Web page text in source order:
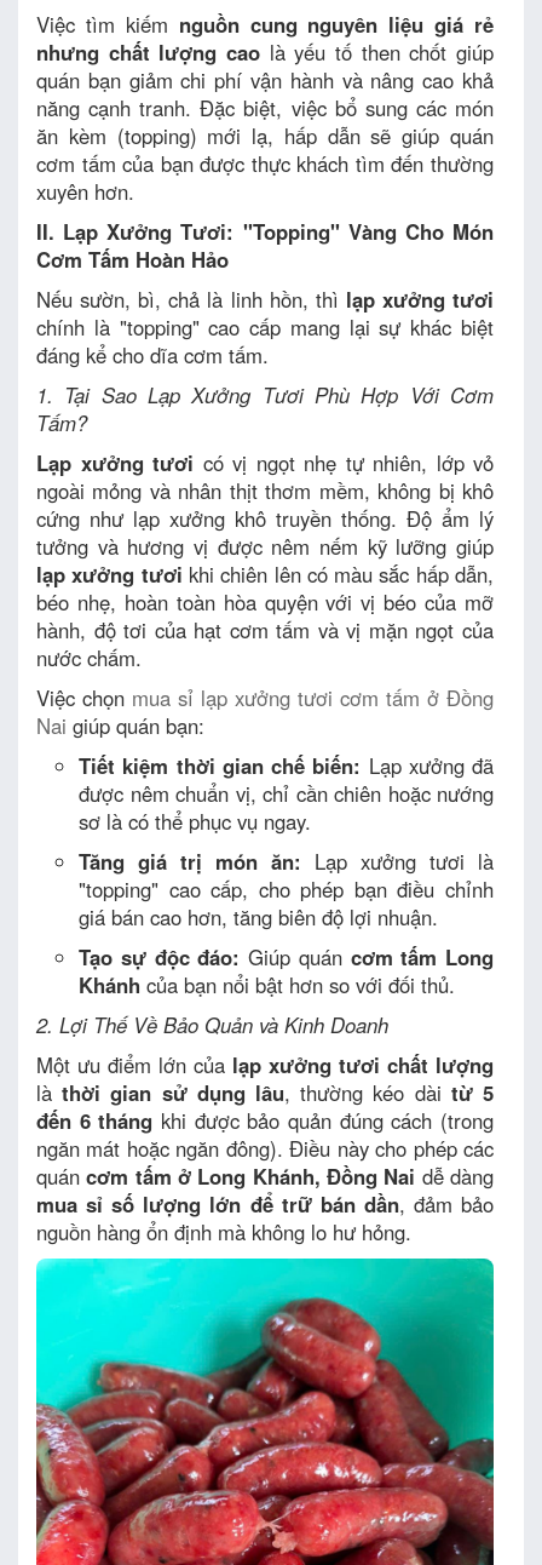
Việc tìm kiếm nguồn cung nguyên liệu giá rẻ
nhưng chất lượng cao là yếu tố then chốt giúp
quán bạn giảm chi phí vận hành và nâng cao khả
năng cạnh tranh. Đặc biệt, việc bổ sung các món
ăn kèm (topping) mới lạ, hấp dẫn sẽ giúp quán
cơm tấm của bạn được thực khách tìm đến thường
xuyên hơn.
II. Lạp Xưởng Tươi: "Topping" Vàng Cho Món
Cơm Tấm Hoàn Hảo
Nếu sườn, bì, chả là linh hồn, thì lạp xưởng tươi
chính là "topping" cao cấp mang lại sự khác biệt
đáng kể cho dĩa cơm tấm.
1. Tại Sao Lạp Xưởng Tươi Phù Hợp Với Cơm
Tấm?
Lạp xưởng tươi có vị ngọt nhẹ tự nhiên, lớp vỏ
ngoài mỏng và nhân thịt thơm mềm, không bị khô
cứng như lạp xưởng khô truyền thống. Độ ẩm lý
tưởng và hương vị được nêm nếm kỹ lưỡng giúp
lạp xưởng tươi khi chiên lên có màu sắc hấp dẫn,
béo nhẹ, hoàn toàn hòa quyện với vị béo của mỡ
hành, độ tơi của hạt cơm tấm và vị mặn ngọt của
nước chấm.
Việc chọn mua sỉ lạp xưởng tươi cơm tấm ở Đồng
Nai giúp quán bạn:
Tiết kiệm thời gian chế biến: Lạp xưởng đã
được nêm chuẩn vị, chỉ cần chiên hoặc nướng
sơ là có thể phục vụ ngay.
Tăng giá trị món ăn: Lạp xưởng tươi là
"topping" cao cấp, cho phép bạn điều chỉnh
giá bán cao hơn, tăng biên độ lợi nhuận.
Tạo sự độc đáo: Giúp quán cơm tấm Long
Khánh của bạn nổi bật hơn so với đối thủ.
2. Lợi Thế Về Bảo Quản và Kinh Doanh
Một ưu điểm lớn của lạp xưởng tươi chất lượng
làthời gian sử dụng lâu, thường kéo dài từ 5
đến 6 tháng khi được bảo quản đúng cách (trong
ngăn mát hoặc ngăn đông). Điều này cho phép các
quáncơm tấm ở Long Khánh, Đồng Nai dễ dàng
mua sỉ số lượng lớn để trữ bán dần, đảm bảo
nguồn hàng ổn định mà không lo hư hỏng.